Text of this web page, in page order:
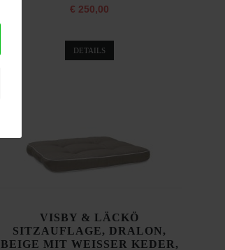
€ 250,00
DETAILS
VISBY & LÄCKÖ
SITZAUFLAGE, DRALON,
BEIGE MIT WEISSER KEDER,